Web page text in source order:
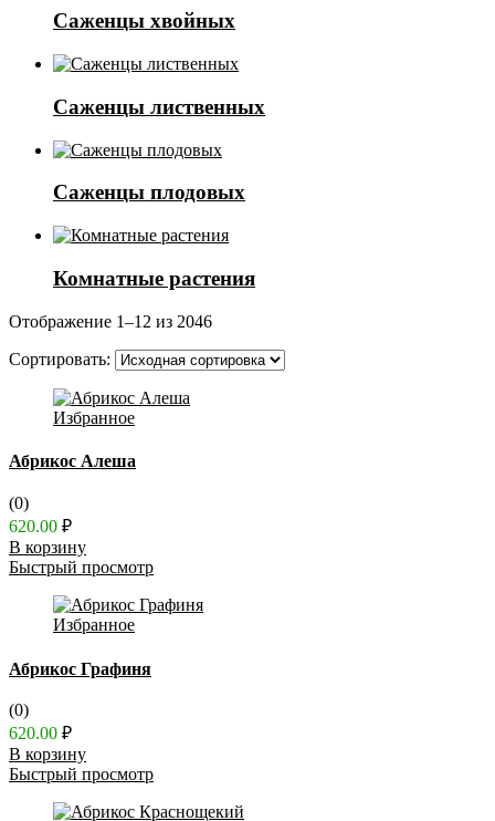
Саженцы хвойных
Саженцы лиственных
Саженцы плодовых
Комнатные растения
Отображение 1–12 из 2046
Сортировать:
Избранное
Абрикос Алеша
(0)
620.00 ₽
В корзину
Быстрый просмотр
Избранное
Абрикос Графиня
(0)
620.00 ₽
В корзину
Быстрый просмотр